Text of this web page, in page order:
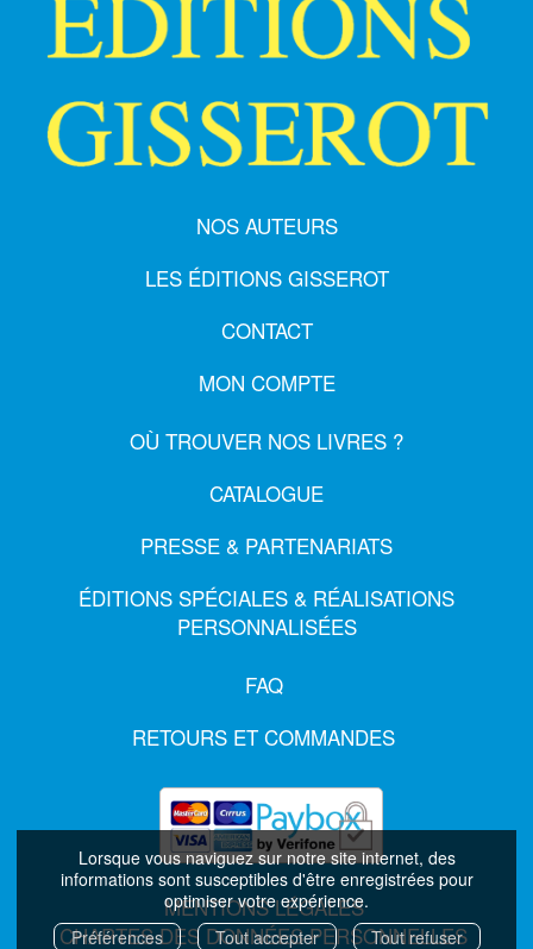
Lorsque vous naviguez sur notre site internet, des
informations sont susceptibles d'être enregistrées pour
optimiser votre expérience.
Préférences
Tout accepter Tout refuser
NOS AUTEURS
LES ÉDITIONS GISSEROT
CONTACT
MON COMPTE
OÙ TROUVER NOS LIVRES ?
CATALOGUE
PRESSE & PARTENARIATS
ÉDITIONS SPÉCIALES & RÉALISATIONS
PERSONNALISÉES
FAQ
RETOURS ET COMMANDES
MENTIONS LÉGALES
CHARTES DES DONNÉES PERSONNELLES